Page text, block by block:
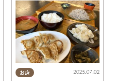
お店 2025.07.02